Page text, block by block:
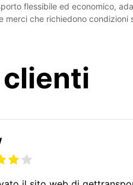
flessibile ed economico,
merci che richiedono condizioni